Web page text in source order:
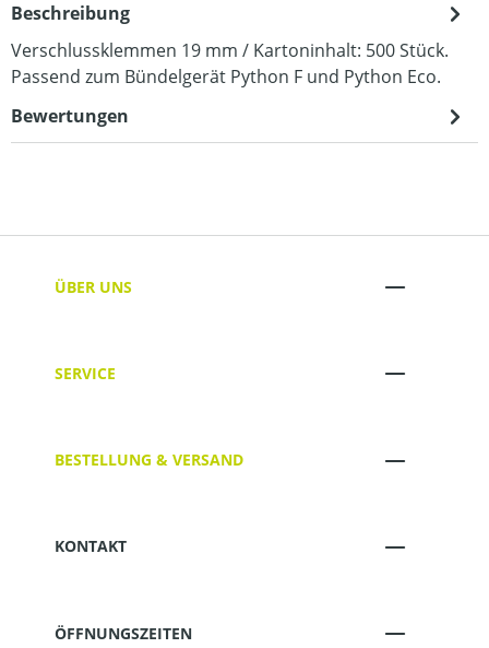
Beschreibung
Verschlussklemmen 19 mm / Kartoninhalt: 500 Stück.
Passend zum Bündelgerät Python F und Python Eco.
Bewertungen
ÜBER UNS
SERVICE
BESTELLUNG & VERSAND
KONTAKT
ÖFFNUNGSZEITEN